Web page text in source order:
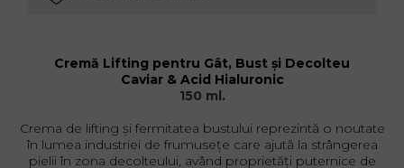
Cremă Lifting pentru Gât, Bust și Decolteu
Caviar & Acid Hialuronic
150 ml.
Crema de lifting și fermitatea bustului reprezintă o noutate
în lumea industriei de frumusețe care ajută la strângerea
pielii în zona decolteului, având proprietăți puternice de